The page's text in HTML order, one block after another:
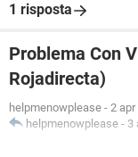
1 risposta
Problema Con
Rojadirecta)
helpmenowplease - 2 apr
helpmenowplease - 3